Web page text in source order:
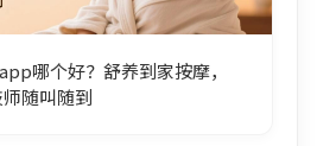
哪个好？舒养到家按摩，
随叫随到